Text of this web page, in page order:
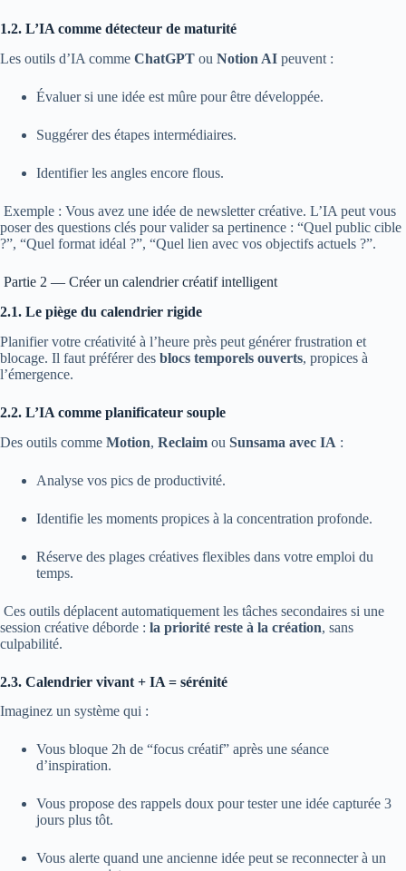
1.2. L’IA comme détecteur de maturité
Les outils d’IA comme ChatGPT ou Notion AI peuvent :
Évaluer si une idée est mûre pour être développée.
Suggérer des étapes intermédiaires.
Identifier les angles encore flous.
Exemple : Vous avez une idée de newsletter créative. L’IA peut vous
poser des questions clés pour valider sa pertinence : “Quel public cible
?”, “Quel format idéal ?”, “Quel lien avec vos objectifs actuels ?”.
Partie 2 — Créer un calendrier créatif intelligent
2.1. Le piège du calendrier rigide
Planifier votre créativité à l’heure près peut générer frustration et
blocage. Il faut préférer des blocs temporels ouverts, propices à
l’émergence.
2.2. L’IA comme planificateur souple
Des outils comme Motion, Reclaim ou Sunsama avec IA :
Analyse vos pics de productivité.
Identifie les moments propices à la concentration profonde.
Réserve des plages créatives flexibles dans votre emploi du
temps.
Ces outils déplacent automatiquement les tâches secondaires si une
session créative déborde : la priorité reste à la création, sans
culpabilité.
2.3. Calendrier vivant + IA = sérénité
Imaginez un système qui :
Vous bloque 2h de “focus créatif” après une séance
d’inspiration.
Vous propose des rappels doux pour tester une idée capturée 3
jours plus tôt.
Vous alerte quand une ancienne idée peut se reconnecter à un